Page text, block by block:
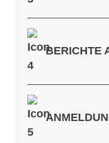
BERICHTE